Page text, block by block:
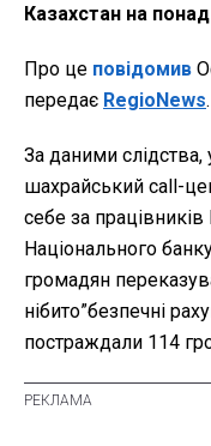
Казахстан на
Про це повідомив
передає RegioNews.
За даними
шахрайський call-
себе за
Національного
громадян
нібито”безпечні
постраждали 114